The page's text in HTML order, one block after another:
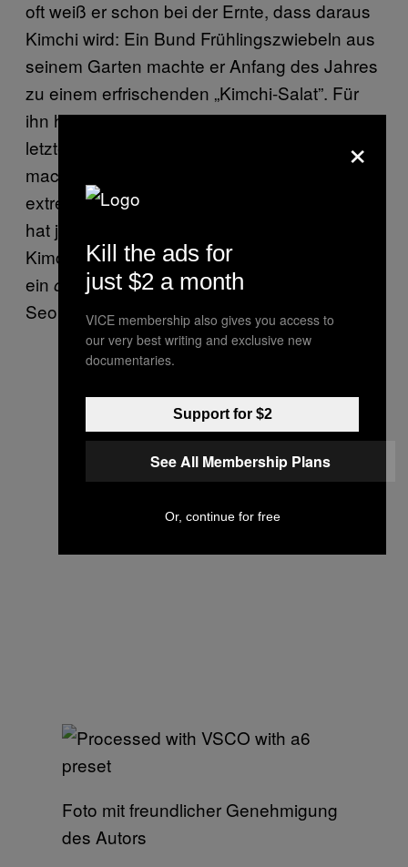
oft weiß er schon bei der Ernte, dass daraus
Kimchi wird: Ein Bund Frühlingszwiebeln aus
seinem Garten machte er Anfang des Jahres
zu einem erfrischenden „Kimchi-Salat”. Für
ihn hat sichKimchi in Restaurants in den
letzten Jahren stark verändert: Köche
machen immer eigenwilligere Versionen, von
extrem scharf bis extrem salzig. Im Han Oak
hat jedoch seine 67-jährige Mutter das
Kimchi-Sagen und macht, wie sie es nennt,
ein old schoolKimchi, so wie sie es noch aus
Seoul kennt.
Foto mit freundlicher Genehmigung
des Autors
×
Kill the ads for
just $2 a month
VICE membership also gives you access to
our very best writing and exclusive new
documentaries.
Support for $2
See All Membership Plans
Or, continue for free